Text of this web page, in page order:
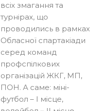
всіх змагання та
турнірах, що
проводились в рамках
Обласної спартакіади
серед команд
профспілкових
організацій ЖКГ, МП,
ПОН. А саме: міні-
футбол – І місце,